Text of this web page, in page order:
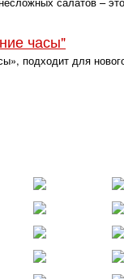
часы"
подходит для